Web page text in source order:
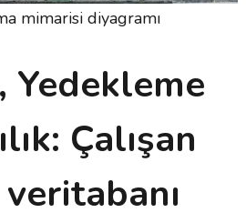
mimarisi diyagramı
Yedekleme
Çalışan